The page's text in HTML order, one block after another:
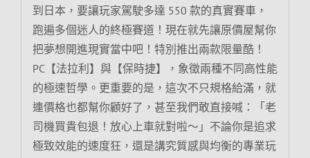
到日本，要讓玩家駕駛多達 550 款的真實賽車，
跑遍多個迷人的終極賽道！現在就先讓原價屋幫你
把夢想開進現實當中吧！特別推出兩款限量酷！
PC【法拉利】與【保時捷】，象徵兩種不同高性能
的極速哲學。更重要的是，這次不只規格給滿，就
連價格也都幫你顧好了，甚至我們敢直接喊：「老
司機買貴包退！放心上車就對啦～」不論你是追求
極致效能的速度狂，還是講究質感與均衡的專業玩